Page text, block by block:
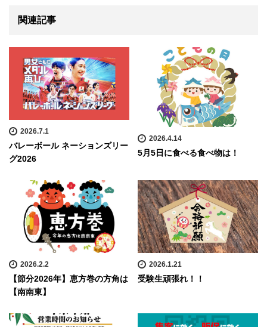
関連記事
2026.7.1
バレーボール ネーションズリー
グ2026
2026.4.14
5月5日に食べる食べ物は！
2026.2.2
【節分2026年】恵方巻の方角は
【南南東】
2026.1.21
受験生頑張れ！！